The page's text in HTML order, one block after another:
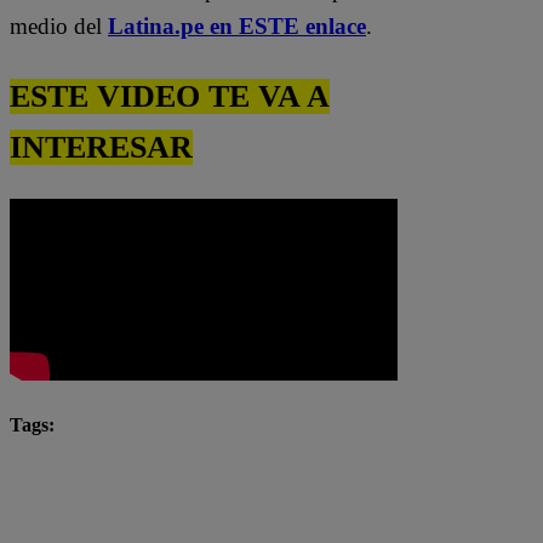
medio del Latina.pe en ESTE enlace.
ESTE VIDEO TE VA A
INTERESAR
Tags: